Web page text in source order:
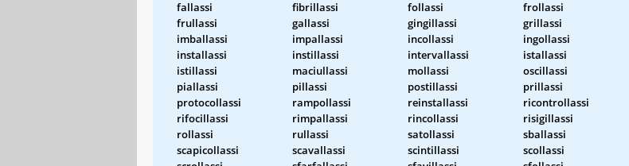
fallassi
fibrillassi follassi
frollassi
frullassi
gallassi gingillassi
grillassi
imballassi
impallassi incollassi
ingollassi
installassi
instillassi intervallassi
istallassi
istillassi
maciullassi mollassi
oscillassi
piallassi
pillassi postillassi
prillassi
protocollassi
rampollassi reinstallassi
ricontrollassi
rifocillassi
rimpallassi rincollassi
risigillassi
rollassi
rullassi satollassi
sballassi
scapicollassi
scavallassi scintillassi
scollassi